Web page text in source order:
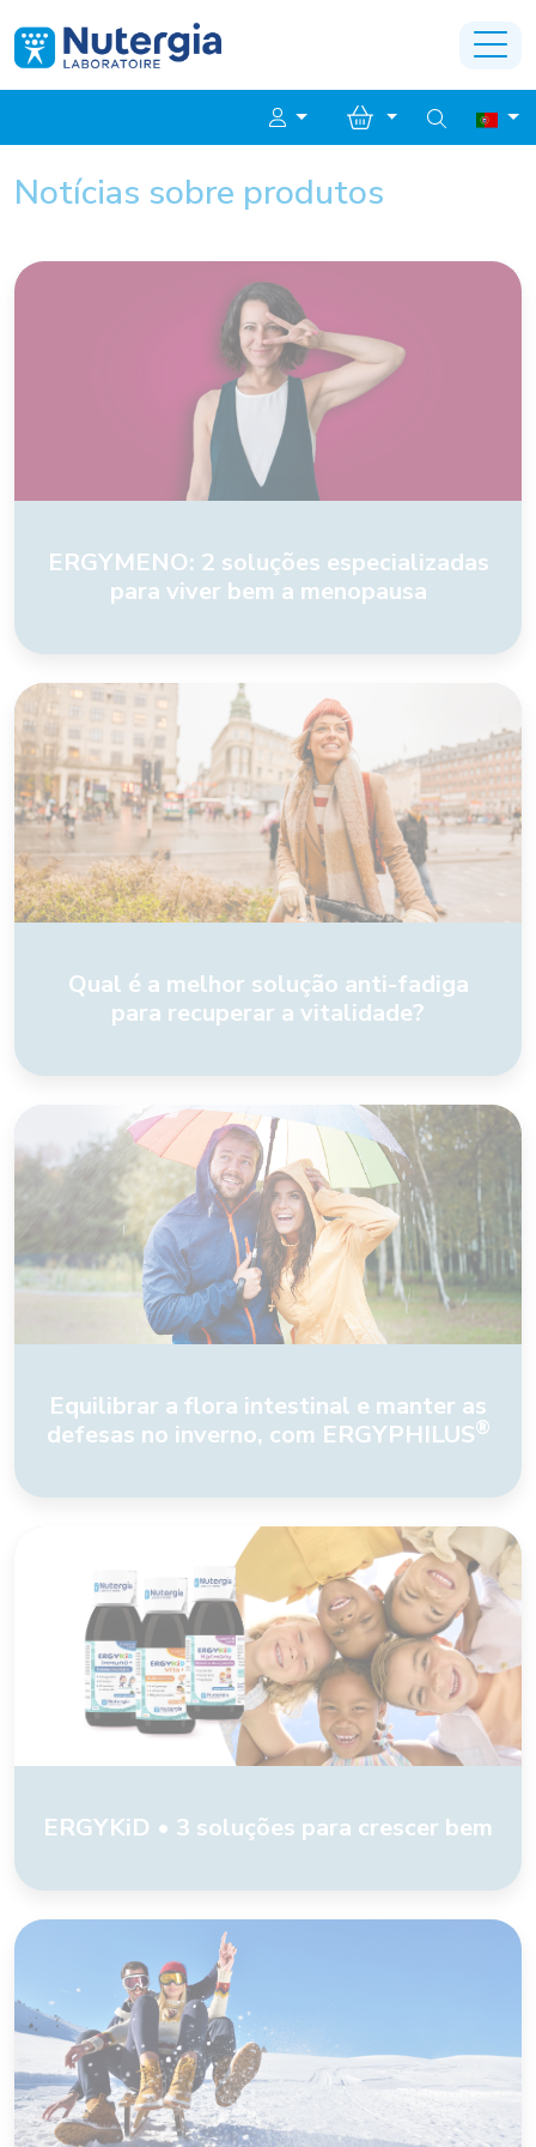
Notícias sobre produtos
ERGYMENO: 2 soluções especializadas
para viver bem a menopausa
Qual é a melhor solução anti-fadiga
para recuperar a vitalidade?
Equilibrar a flora intestinal e manter as
defesas no inverno, com ERGYPHILUS®
ERGYKiD • 3 soluções para crescer bem